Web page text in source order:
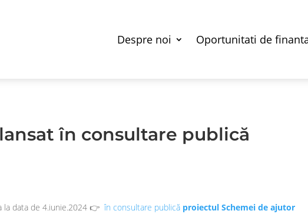
Despre noi Oportunitati de
lansat în consultare publică
la data de 4.iunie.2024 👉 în consultare publică proiectul Schemei de ajutor